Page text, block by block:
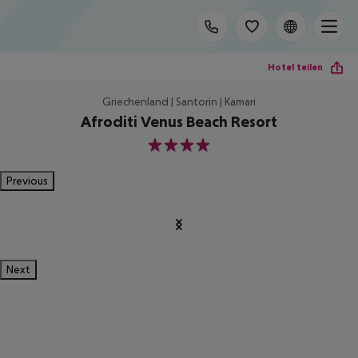
Hotel teilen
Griechenland | Santorin | Kamari
Afroditi Venus Beach Resort
4
Previous
Next